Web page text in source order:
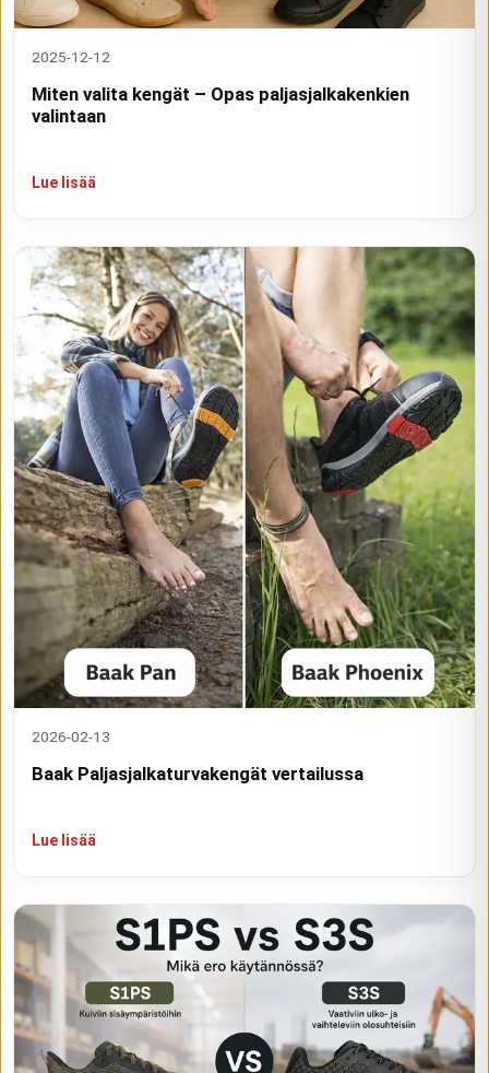
2025-12-12
Miten valita kengät – Opas paljasjalkakenkien
valintaan
Lue lisää
2026-02-13
Baak Paljasjalkaturvakengät vertailussa
Lue lisää